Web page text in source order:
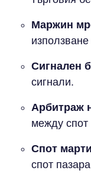
Маржин
Сигнален
сигнали.
Арбитраж
между
Спот
спот